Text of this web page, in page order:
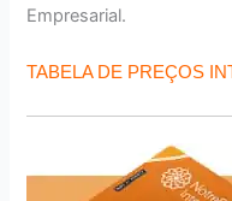
Empresarial.
TABELA DE PREÇOS